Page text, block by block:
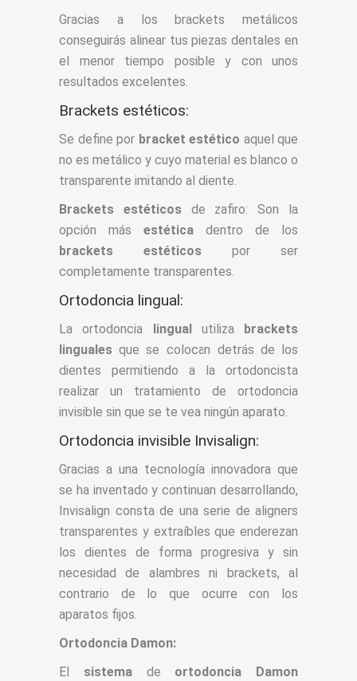
Gracias a los brackets metálicos
conseguirás alinear tus piezas dentales en
el menor tiempo posible y con unos
resultados excelentes.
Brackets estéticos:
Se define por bracket estético aquel que
no es metálico y cuyo material es blanco o
transparente imitando al diente.
Brackets estéticos de zafiro: Son la
opción más estética dentro de los
brackets estéticos por ser
completamente transparentes.
Ortodoncia lingual:
La ortodoncia lingualutiliza brackets
linguales que se colocan detrás de los
dientes permitiendo a la ortodoncista
realizar un tratamiento de ortodoncia
invisible sin que se te vea ningún aparato.
Ortodoncia invisible Invisalign:
Gracias a una tecnología innovadora que
se ha inventado y continuan desarrollando,
Invisalign consta de una serie de aligners
transparentes y extraíbles que enderezan
los dientes de forma progresiva y sin
necesidad de alambres ni brackets, al
contrario de lo que ocurre con los
aparatos fijos.
Ortodoncia Damon:
El sistemade ortodoncia Damon